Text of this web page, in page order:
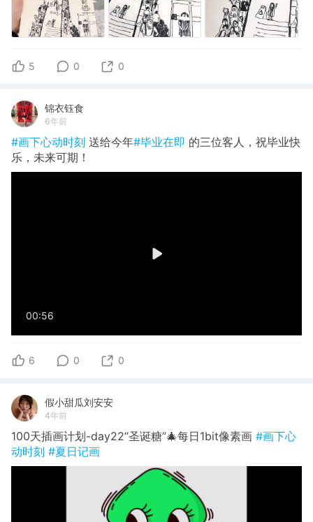
5 0 0
锦衣钰食
6年前
#画下心动时刻 送给今年#毕业在即 的三位客人，祝毕业快
乐，未来可期！
00:56
6 0 0
假小甜瓜刘安安
4年前
100天插画计划-day22“圣诞糖”🎄每日1bit像素画 #画下心
动时刻 #夏日记画